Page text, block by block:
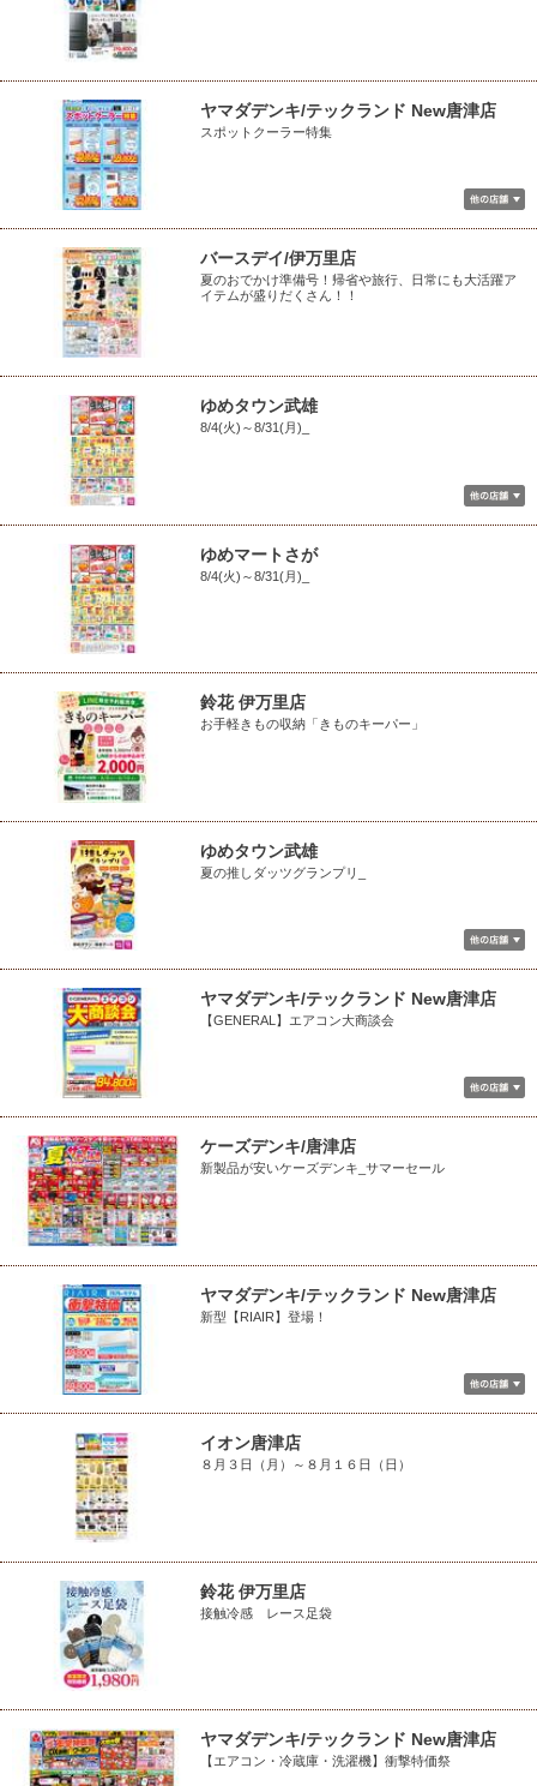
ヤマダデンキ/テックランド New唐津店
スポットクーラー特集
バースデイ/伊万里店
夏のおでかけ準備号！帰省や旅行、日常にも大活躍ア
イテムが盛りだくさん！！
ゆめタウン武雄
8/4(火)～8/31(月)_
ゆめマートさが
8/4(火)～8/31(月)_
鈴花 伊万里店
お手軽きもの収納「きものキーパー」
ゆめタウン武雄
夏の推しダッツグランプリ_
ヤマダデンキ/テックランド New唐津店
【GENERAL】エアコン大商談会
ケーズデンキ/唐津店
新製品が安いケーズデンキ_サマーセール
ヤマダデンキ/テックランド New唐津店
新型【RIAIR】登場！
イオン唐津店
８月３日（月）～８月１６日（日）
鈴花 伊万里店
接触冷感 レース足袋
ヤマダデンキ/テックランド New唐津店
【エアコン・冷蔵庫・洗濯機】衝撃特価祭